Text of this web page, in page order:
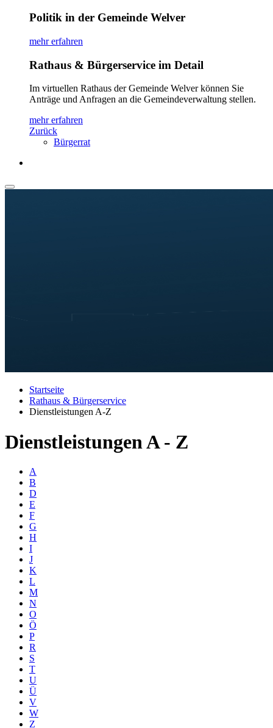
Politik in der Gemeinde Welver
mehr erfahren
Rathaus & Bürgerservice im Detail
Im virtuellen Rathaus der Gemeinde Welver können Sie
Anträge und Anfragen an die Gemeindeverwaltung stellen.
mehr erfahren
Zurück
Bürgerrat
Startseite
Rathaus & Bürgerservice
Dienstleistungen A-Z
Dienstleistungen A - Z
A
B
D
E
F
G
H
I
J
K
L
M
N
O
Ö
P
R
S
T
U
Ü
V
W
Z